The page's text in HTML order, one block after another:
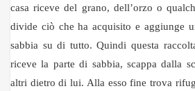
casa riceve del grano, dell’orzo o
divide ciò che ha acquisito e aggiunge
sabbia su di tutto. Quindi questa
riceve la parte di sabbia, scappa dalla
altri dietro di lui. Alla esso fine trova